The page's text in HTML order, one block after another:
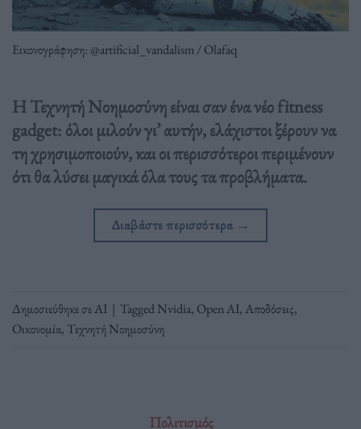
Εικονογράφηση: @artificial_vandalism / Olafaq
Η Τεχνητή Νοημοσύνη είναι σαν ένα νέο fitness
gadget: όλοι μιλούν γι’ αυτήν, ελάχιστοι ξέρουν να
τη χρησιμοποιούν, και οι περισσότεροι περιμένουν
ότι θα λύσει μαγικά όλα τους τα προβλήματα.
Διαβάστε περισσότερα →
Δημοσιεύθηκε σεΑΙ | TaggedNvidia, Open AI,Αποδόσεις,
Οικονομία, Τεχνητή Νοημοσύνη
Πολιτισμός